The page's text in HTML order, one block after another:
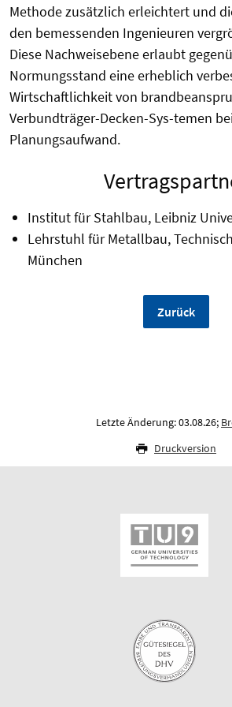
Methode zusätzlich erleichtert und
den bemessenden Ingenieuren
Diese Nachweisebene erlaubt
Normungsstand eine erheblich
Wirtschaftlichkeit von
Verbundträger-Decken-Sys-temen
Planungsaufwand.
Institut für Stahlbau, Leibniz
Lehrstuhl für Metallbau,
München
Zurück
Letzte Änderung: 03.08.26;
Druckversion